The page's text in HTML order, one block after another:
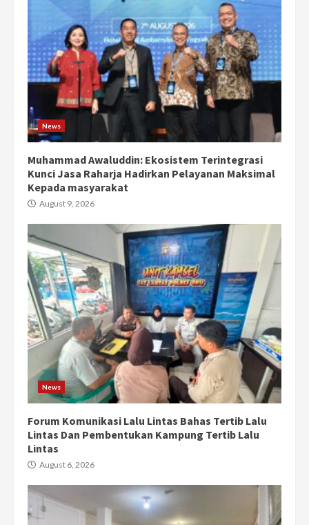
News
Muhammad Awaluddin: Ekosistem Terintegrasi
Kunci Jasa Raharja Hadirkan Pelayanan Maksimal
Kepada masyarakat
August 9, 2026
News
Forum Komunikasi Lalu Lintas Bahas Tertib Lalu
Lintas Dan Pembentukan Kampung Tertib Lalu
Lintas
August 6, 2026